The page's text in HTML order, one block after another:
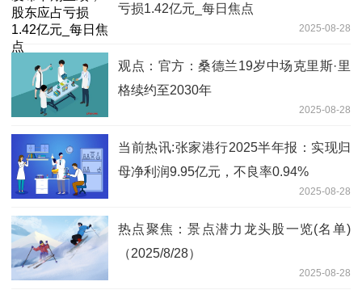
亏损1.42亿元_每日焦点
2025-08-28
观点：官方：桑德兰19岁中场克里斯·里
格续约至2030年
2025-08-28
当前热讯:张家港行2025半年报：实现归
母净利润9.95亿元，不良率0.94%
2025-08-28
热点聚焦：景点潜力龙头股一览(名单)
（2025/8/28）
2025-08-28